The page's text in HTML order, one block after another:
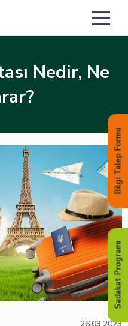
Nedir, Ne
Bilgi Talep Formu
Sadakat Programı